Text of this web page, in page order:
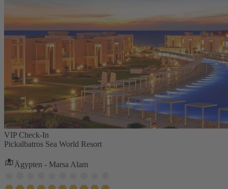
VIP Check-In
Pickalbatros Sea World Resort
Ägypten - Marsa Alam